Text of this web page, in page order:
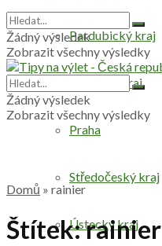
Pardubický kraj
Plzeňský kraj
Praha
Středočeský kraj
Ústecký kraj
Žádný výsledek
Zobrazit všechny výsledky
Žádný výsledek
Zobrazit všechny výsledky
Domů » rainier
Štítek:rainier